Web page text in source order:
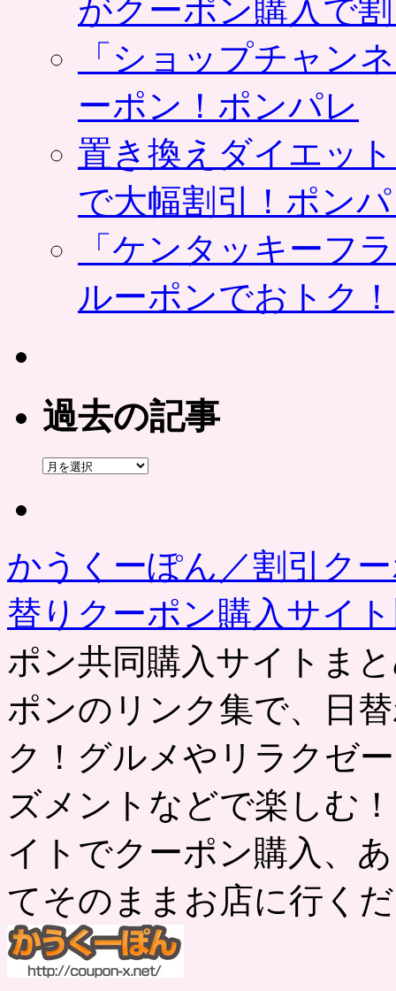
がクーポン購入で
「ショップチャン
ーポン！ポンパレ
置き換えダイエッ
で大幅割引！ポン
「ケンタッキーフ
ルーポンでおトク！
過去の記事
過
かうくーぽん／割引ク
替りクーポン購入サイ
ポン共同購入サイトま
ポンのリンク集で、日
ク！グルメやリラクゼ
ズメントなどで楽しむ
イトでクーポン購入、
てそのままお店に行く